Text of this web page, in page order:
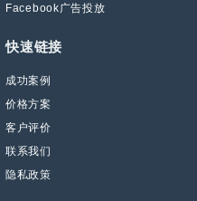
Facebook广告投放
快速链接
成功案例
价格方案
客户评价
联系我们
隐私政策